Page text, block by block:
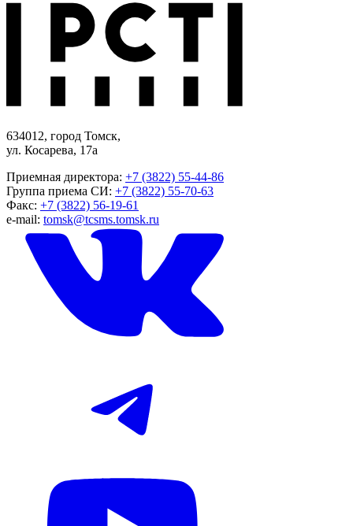
634012, город Томск,
ул. Косарева, 17а
Приемная директора: +7 (3822) 55-44-86
Группа приема СИ: +7 (3822) 55-70-63
Факс: +7 (3822) 56-19-61
e-mail: tomsk@tcsms.tomsk.ru